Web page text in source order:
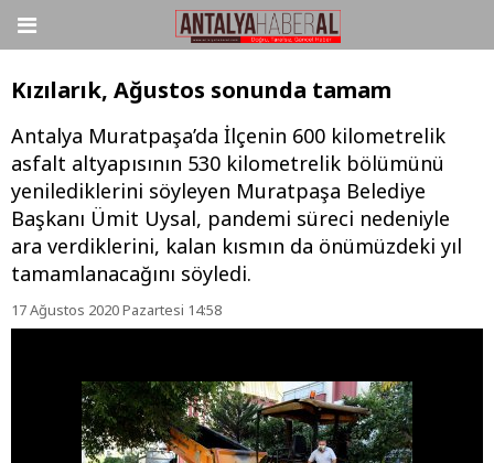
Kızılarık, Ağustos sonunda tamam
Antalya Muratpaşa’da İlçenin 600 kilometrelik
asfalt altyapısının 530 kilometrelik bölümünü
yenilediklerini söyleyen Muratpaşa Belediye
Başkanı Ümit Uysal, pandemi süreci nedeniyle
ara verdiklerini, kalan kısmın da önümüzdeki yıl
tamamlanacağını söyledi.
17 Ağustos 2020 Pazartesi 14:58